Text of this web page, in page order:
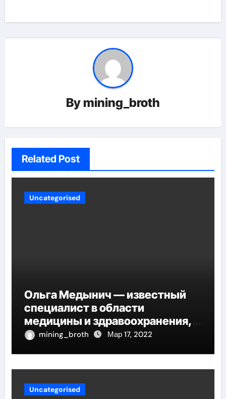
By mining_broth
Related Post
Uncategorised
Ольга Медынич — известный
специалист в области
медицины и здравоохранения,
автор многочисленных научных
mining_broth Мар 17, 2022
Uncategorised